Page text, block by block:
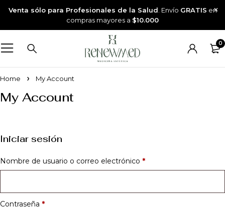
Venta sólo para Profesionales de la Salud . Envío GRATIS en
compras mayores a $10.000
0
Home My Account
My Account
Iniciar sesión
Nombre de usuario o correo electrónico *
Contraseña *